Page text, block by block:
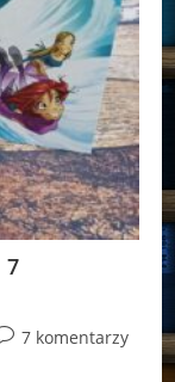
7
7 komentarzy